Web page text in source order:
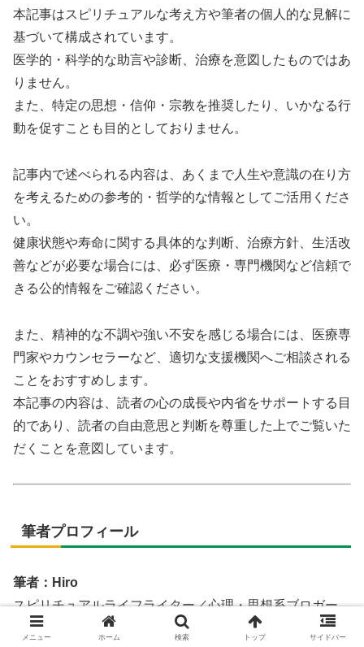
本記事はスピリチュアルな考え方や筆者の個人的な見解に
基づいて構成されています。
医学的・科学的な助言や診断、治療を意図したものではあ
りません。
また、特定の思想・信仰・宗教を推奨したり、いかなる行
動を促すことも目的としておりません。
記事内で述べられる内容は、あくまで人生や意識の在り方
を考えるための参考的・哲学的な情報としてご活用くださ
い。
健康状態や寿命に関する具体的な判断、治療方針、生活改
善などが必要な場合には、必ず医療・専門機関など信頼で
きる公的情報をご確認ください。
また、精神的な不調や強い不安を感じる場合には、医療専
門家やカウンセラーなど、適切な支援機関へご相談される
ことをおすすめします。
本記事の内容は、読者の心の成長や内省をサポートする目
的であり、読者の自由意思と判断を尊重した上でご覧いた
だくことを意図しています。
筆者プロフィール
筆者：Hiro
スピリチュアルライフライター／心理・思想系ブロガー。
長年にわたり、意識・心・人生テーマに関する執筆活動を
メニュー ホーム 検索 トップ サイドバー